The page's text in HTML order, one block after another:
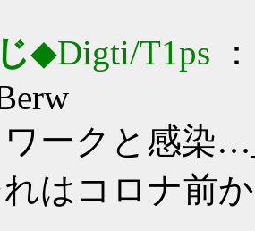
◆Digti/T1ps
ークと感染
れはコロナ前